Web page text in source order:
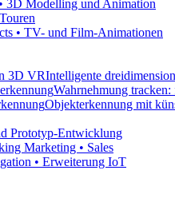
3D Modelling und Animation
• TV- und Film-Animationen
3D VRIntelligente
Wahrnehmung
Objekterkennung mit
Prototyp-Entwicklung
Marketing • Sales
• Erweiterung IoT